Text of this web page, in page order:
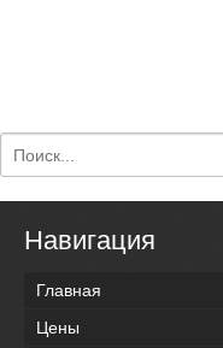
Навигация
Главная
Цены